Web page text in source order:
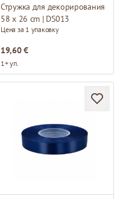
Стружка для декорирования
58 x 26 cm | DS013
Цена за 1 упаковку
19,60 €
1+ уп.